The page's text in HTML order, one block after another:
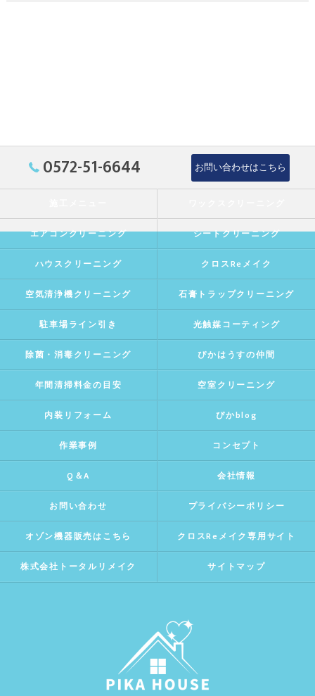
0572-51-6644 お問い合わせはこちら
エアコンクリーニング シートクリーニング
ハウスクリーニング クロスReメイク
空気清浄機クリーニング 石膏トラップクリーニング
駐車場ライン引き 光触媒コーティング
除菌・消毒クリーニング ぴかはうすの仲間
年間清掃料金の目安 空室クリーニング
内装リフォーム ぴかblog
作業事例 コンセプト
Q＆A 会社情報
お問い合わせ プライバシーポリシー
オゾン機器販売はこちら クロスReメイク専用サイト
株式会社トータルリメイク サイトマップ